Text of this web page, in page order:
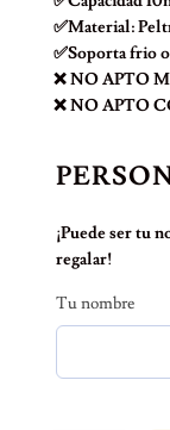
✅Material:
✅Soporta frio
❌ NO APTO
❌ NO APTO
¡Puede ser tu
regalar!
Tu nombre